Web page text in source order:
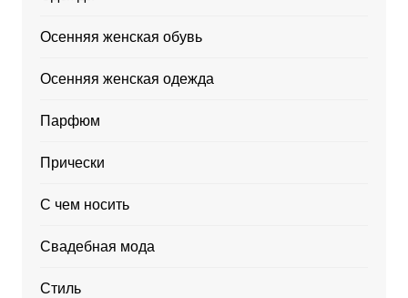
Осенняя женская обувь
Осенняя женская одежда
Парфюм
Прически
С чем носить
Свадебная мода
Стиль